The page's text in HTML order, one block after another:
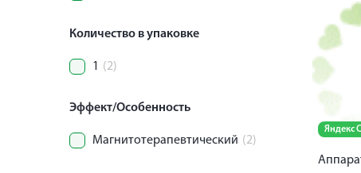
Количество в упаковке
1 (2)
Эффект/Особенность
Магнитотерапевтический (2)
Яндекс